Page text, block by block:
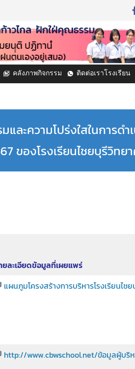
คลังภาพกิจกรรม ติดต่อเราโรงเรียน
ละความโปร่งใสในการดำ
ของโรงเรียนไชยบุรีวิทย
ยละเอียดข้อมูลที่เผยแพร่
แผนภูมโครงสร้างการบริหารโรงเรียนไช
http://www.cbwschool.net/ข้อมูลผู้บริ